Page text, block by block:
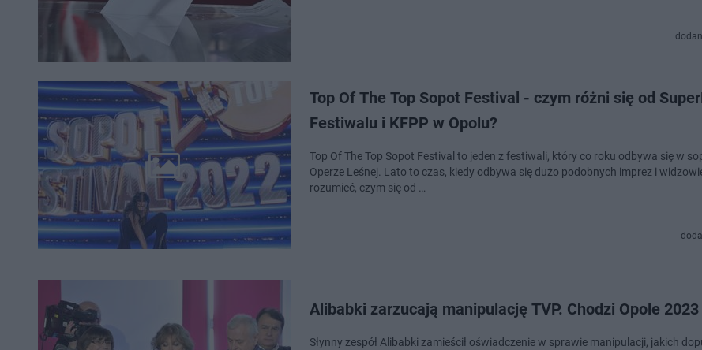
Top Of The Top Sopot Festival - czym różni się od
Festiwalu i KFPP w Opolu?
Top Of The Top Sopot Festival to jeden z festiwali, który co roku odbywa się w
Operze Leśnej. Lato to czas, kiedy odbywa się dużo podobnych imprez i
rozumieć, czym się od …
Alibabki zarzucają manipulację TVP. Chodzi Opole 2023
Słynny zespół Alibabki zamieścił oświadczenie w sprawie manipulacji, jakich